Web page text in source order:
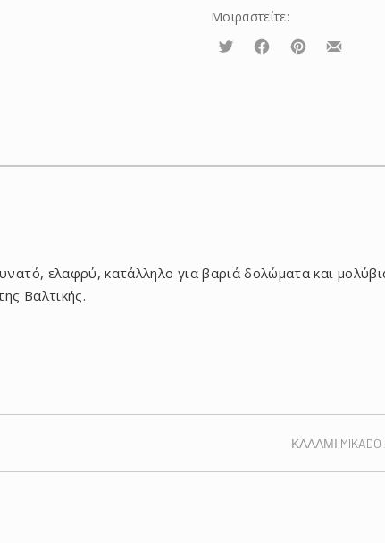
Μοιραστείτε:
Τουίτα ΜοιραστείτεΜοιραστείτε
ελαφρύ, κατάλληλο για βαριά δολώματα και
Βαλτικής.
ΚΑΛΑΜΙ MIKADO